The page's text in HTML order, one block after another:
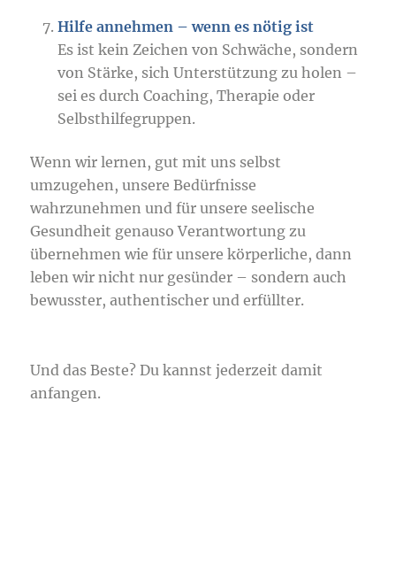
Hilfe annehmen – wenn es nötig ist
Es ist kein Zeichen von Schwäche, sondern
von Stärke, sich Unterstützung zu holen –
sei es durch Coaching, Therapie oder
Selbsthilfegruppen.
Wenn wir lernen, gut mit uns selbst
umzugehen, unsere Bedürfnisse
wahrzunehmen und für unsere seelische
Gesundheit genauso Verantwortung zu
übernehmen wie für unsere körperliche, dann
leben wir nicht nur gesünder – sondern auch
bewusster, authentischer und erfüllter.
Und das Beste? Du kannst jederzeit damit
anfangen.